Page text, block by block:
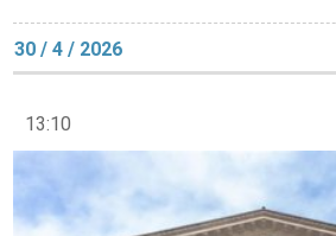
30 / 4 / 2026
13:10